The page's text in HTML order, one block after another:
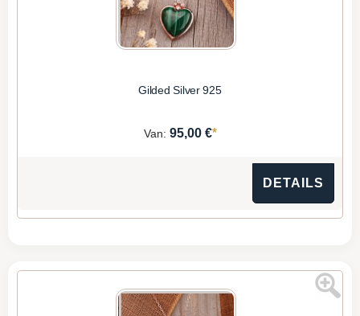
Gilded Silver 925
Van: 95,00 €*
DETAILS